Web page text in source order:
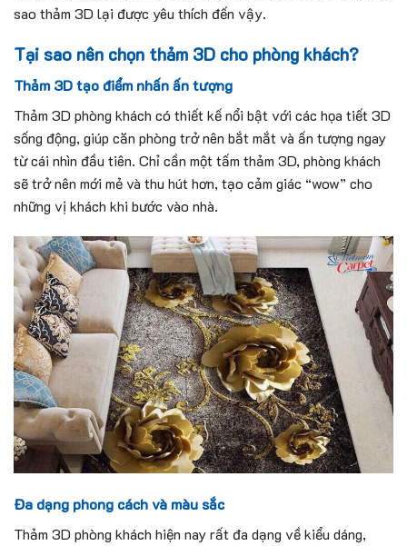
sao thảm 3D lại được yêu thích đến vậy.
Tại sao nên chọn thảm 3D cho phòng khách?
Thảm 3D tạo điểm nhấn ấn tượng
Thảm 3D phòng khách có thiết kế nổi bật với các họa tiết 3D
sống động, giúp căn phòng trở nên bắt mắt và ấn tượng ngay
từ cái nhìn đầu tiên. Chỉ cần một tấm thảm 3D, phòng khách
sẽ trở nên mới mẻ và thu hút hơn, tạo cảm giác “wow” cho
những vị khách khi bước vào nhà.
Đa dạng phong cách và màu sắc
Thảm 3D phòng khách hiện nay rất đa dạng về kiểu dáng,